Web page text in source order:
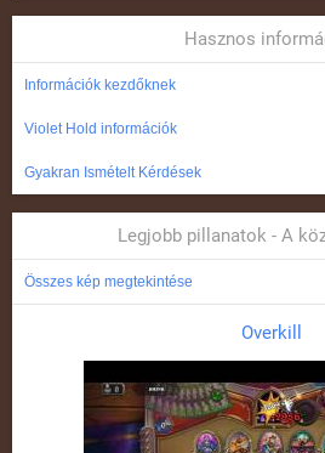
Hasznos
Információk kezdőknek
Violet Hold információk
Gyakran Ismételt Kérdések
Legjobb pillanatok - A
Összes kép megtekintése
Overkill